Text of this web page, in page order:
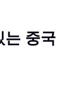
동영상 변
는 중국